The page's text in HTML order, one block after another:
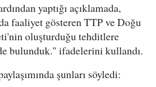
yaptığı açıklamada,
faaliyet gösteren TTP ve Doğu
oluşturduğu tehditlere
bulunduk." ifadelerini kullandı.
şunları söyledi: